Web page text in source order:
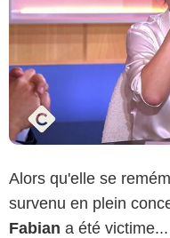
Alors qu'elle se
survenu en plein
Fabian a été